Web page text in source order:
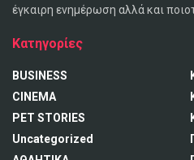
έγκαιρη ενημέρωση αλλά και
Κατηγορίες
BUSINESS
CINEMA
PET STORIES
Uncategorized